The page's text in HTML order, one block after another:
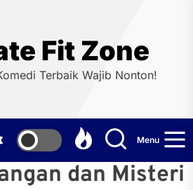
Fit Zone
Terbaik Wajib Nonton!
Menu
dan Misteri